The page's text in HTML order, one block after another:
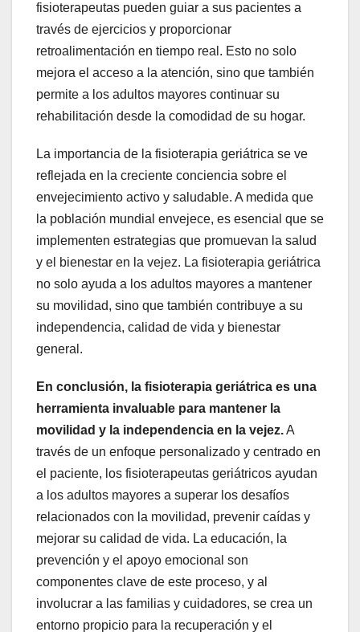
fisioterapeutas pueden guiar a sus pacientes a
través de ejercicios y proporcionar
retroalimentación en tiempo real. Esto no solo
mejora el acceso a la atención, sino que también
permite a los adultos mayores continuar su
rehabilitación desde la comodidad de su hogar.
La importancia de la fisioterapia geriátrica se ve
reflejada en la creciente conciencia sobre el
envejecimiento activo y saludable. A medida que
la población mundial envejece, es esencial que se
implementen estrategias que promuevan la salud
y el bienestar en la vejez. La fisioterapia geriátrica
no solo ayuda a los adultos mayores a mantener
su movilidad, sino que también contribuye a su
independencia, calidad de vida y bienestar
general.
En conclusión, la fisioterapia geriátrica es una
herramienta invaluable para mantener la
movilidad y la independencia en la vejez.A
través de un enfoque personalizado y centrado en
el paciente, los fisioterapeutas geriátricos ayudan
a los adultos mayores a superar los desafíos
relacionados con la movilidad, prevenir caídas y
mejorar su calidad de vida. La educación, la
prevención y el apoyo emocional son
componentes clave de este proceso, y al
involucrar a las familias y cuidadores, se crea un
entorno propicio para la recuperación y el